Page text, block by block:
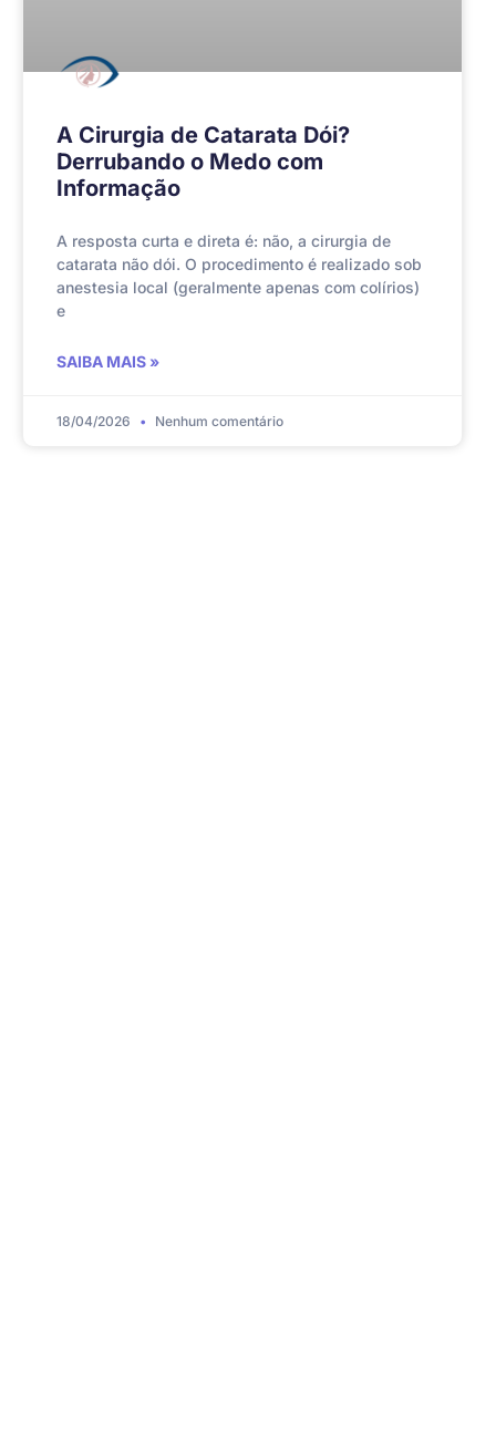
A Cirurgia de Catarata Dói?
Derrubando o Medo com
Informação
A resposta curta e direta é: não, a cirurgia de
catarata não dói. O procedimento é realizado sob
anestesia local (geralmente apenas com colírios)
e
SAIBA MAIS »
18/04/2026 Nenhum comentário